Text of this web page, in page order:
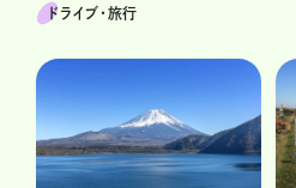
ドライブ･旅行